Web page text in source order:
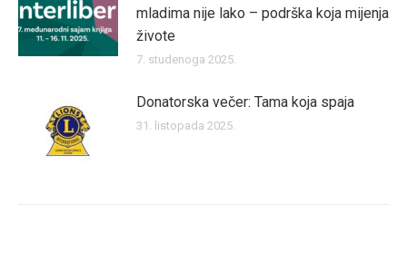
mladima nije lako – podrška koja mijenja
živote
7. studenoga 2025.
Donatorska večer: Tama koja spaja
31. listopada 2025.